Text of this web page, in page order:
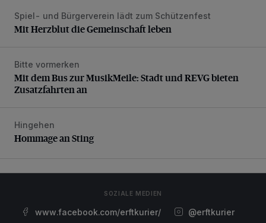
Mit Herzblut die Gemeinschaft leben
Spiel- und Bürgerverein lädt zum Schützenfest
Mit Herzblut die Gemeinschaft leben
Mit dem Bus zur MusikMeile: Stadt und REVG bieten
Bitte vormerken
Mit dem Bus zur MusikMeile: Stadt und REVG bieten
Zusatzfahrten an
Hommage an Sting
Hingehen
Hommage an Sting
SOZIALE MEDIEN
www.facebook.com/erftkurier/ @erftkurier